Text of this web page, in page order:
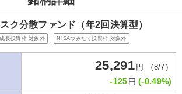
ク分散ファンド（年2回決算型）
長投資枠 対象外 NISAつみたて投資枠 対象外
25,291 円 （8/7）
-125 円(-0.49%)